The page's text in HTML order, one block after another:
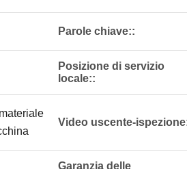
Parole chiave::
Posizione di servizio
locale::
Video uscente-
Garanzia delle